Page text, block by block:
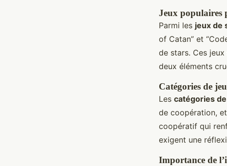
Jeux populaires
Parmi les jeux de
of Catan” et
de stars. Ces
deux éléments
Catégories de
Les catégories
de coopération,
coopératif qui
exigent une
Importance de